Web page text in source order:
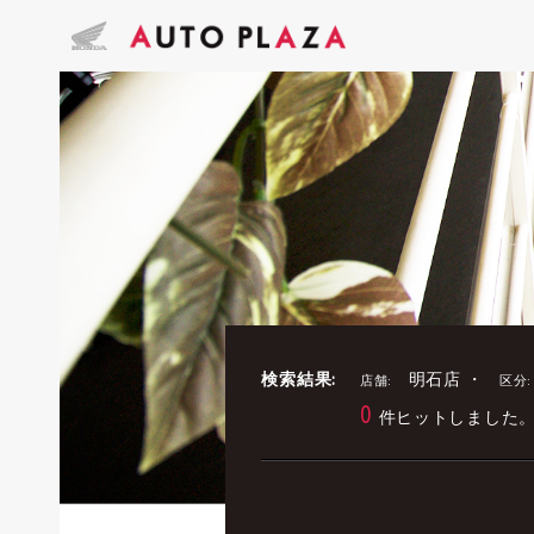
検索結果: 店舗: 明石店 ・ 区分:
0 件ヒットしました。